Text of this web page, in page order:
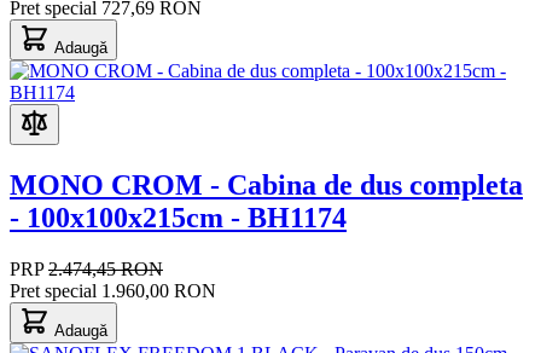
Pret special 727,69 RON
Adaugă
MONO CROM - Cabina de dus completa
- 100x100x215cm - BH1174
PRP 2.474,45 RON
Pret special 1.960,00 RON
Adaugă